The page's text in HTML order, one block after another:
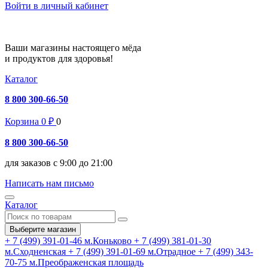
Войти в личный кабинет
Ваши магазины настоящего мёда
и продуктов для здоровья!
Каталог
8 800 300-66-50
Корзина 0 ₽ 0
8 800 300-66-50
для заказов с 9:00 до 21:00
Написать нам письмо
Каталог
Выберите магазин
+ 7 (499) 391-01-46 м.Коньково + 7 (499) 381-01-30
м.Сходненская + 7 (499) 391-01-69 м.Отрадное + 7 (499) 343-
70-75 м.Преображенская площадь